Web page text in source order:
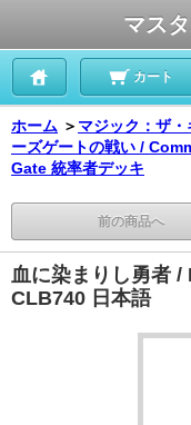
マス
カート
ホーム ＞ マジック：ザ
ーズゲートの戦い /
Gate 統率者デッキ
前の商品へ
血に染まりし勇者
CLB740 日本語